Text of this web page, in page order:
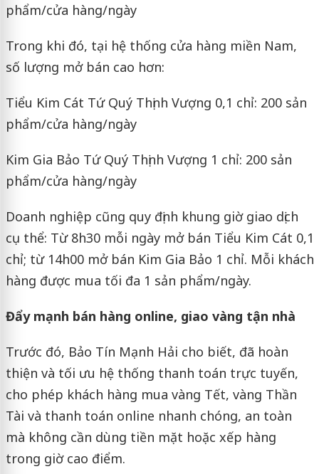
phẩm/cửa hàng/ngày
Trong khi đó, tại hệ thống cửa hàng miền Nam,
số lượng mở bán cao hơn:
Tiểu Kim Cát Tứ Quý Thịnh Vượng 0,1 chỉ: 200 sản
phẩm/cửa hàng/ngày
Kim Gia Bảo Tứ Quý Thịnh Vượng 1 chỉ: 200 sản
phẩm/cửa hàng/ngày
Doanh nghiệp cũng quy định khung giờ giao dịch
cụ thể: Từ 8h30 mỗi ngày mở bán Tiểu Kim Cát 0,1
chỉ; từ 14h00 mở bán Kim Gia Bảo 1 chỉ. Mỗi khách
hàng được mua tối đa 1 sản phẩm/ngày.
Đẩy mạnh bán hàng online, giao vàng tận nhà
Trước đó, Bảo Tín Mạnh Hải cho biết, đã hoàn
thiện và tối ưu hệ thống thanh toán trực tuyến,
cho phép khách hàng mua vàng Tết, vàng Thần
Tài và thanh toán online nhanh chóng, an toàn
mà không cần dùng tiền mặt hoặc xếp hàng
trong giờ cao điểm.